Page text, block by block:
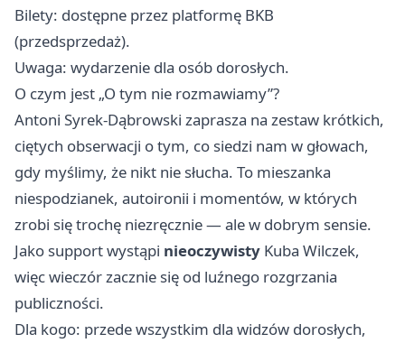
Bilety: dostępne przez platformę BKB
(przedsprzedaż).
Uwaga: wydarzenie dla osób dorosłych.
O czym jest „O tym nie rozmawiamy”?
Antoni Syrek‑Dąbrowski zaprasza na zestaw krótkich,
ciętych obserwacji o tym, co siedzi nam w głowach,
gdy myślimy, że nikt nie słucha. To mieszanka
niespodzianek, autoironii i momentów, w których
zrobi się trochę niezręcznie — ale w dobrym sensie.
Jako support wystąpi nieoczywisty Kuba Wilczek,
więc wieczór zacznie się od luźnego rozgrzania
publiczności. ‍
Dla kogo: przede wszystkim dla widzów dorosłych,